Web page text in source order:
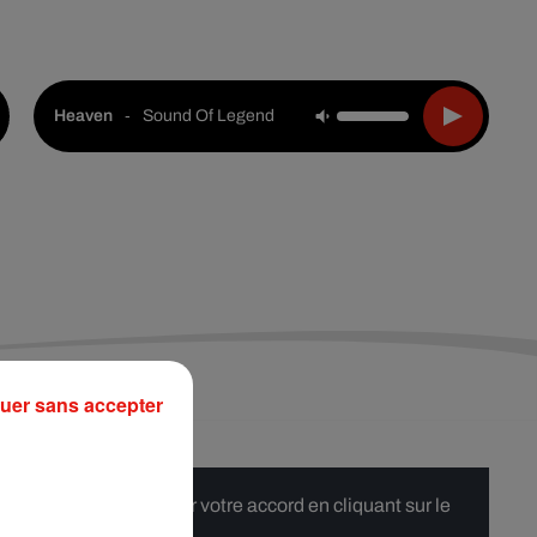
Heaven - Sound Of Legend
de nous donner votre accord en cliquant sur le
sans accepter